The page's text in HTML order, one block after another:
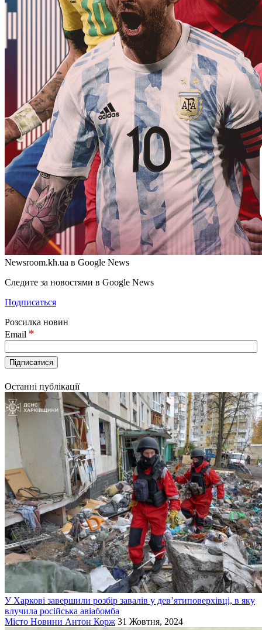
Newsroom.kh.ua в Google News
Следите за новостями в Google News
Подписаться
Розсилка новин
Email *
Останні публікації
У Харкові завершили розбір завалів у дев’ятиповерхівці, в яку
влучила російська авіабомба
Місто Новини Антон Корж 31 Жовтня, 2024